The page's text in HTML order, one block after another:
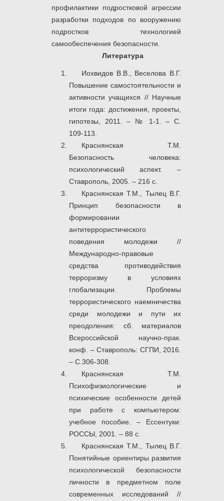
профилактики подростковой агрессии
разработки подходов по вооружению
подростков технологией
самообеспечения безопасности.
Литература
Иохвидов В.В., Веселова В.Г.
Повышение самостоятельности и
активности учащихся // Научные
итоги года: достижения, проекты,
гипотезы, 2011. – № 1-1. – С.
109-113.
Краснянская Т.М.
Безопасность человека:
психологический аспект. –
Ставрополь, 2005. – 216 с.
Краснянская Т.М., Тылец В.Г.
Принцип безопасности в
формировании
антитеррористического
поведения молодежи //
Международно-правовые
средства противодействия
терроризму в условиях
глобализации. Проблемы
террористического наемничества
среди молодежи и пути их
преодоления: cб. материалов
Всероссийской научно-прак.
конф. – Ставрополь: СГПИ, 2016.
– С.306-308.
Краснянская Т.М.
Психофизиологические и
психические особенности детей
при работе с компьютером:
учебное пособие. – Ессентуки:
РОССЫ, 2001. – 88 с.
Краснянская Т.М., Тылец В.Г.
Понятийные ориентиры развития
психологической безопасности
личности в предметном поле
современных исследований //